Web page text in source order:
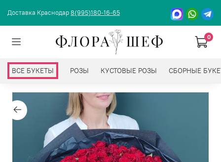
Доставка Краснодар8(995)180-16-65
0
ВСЕ БУКЕТЫ РОЗЫ КУСТОВЫЕ РОЗЫ СБОРНЫЕ